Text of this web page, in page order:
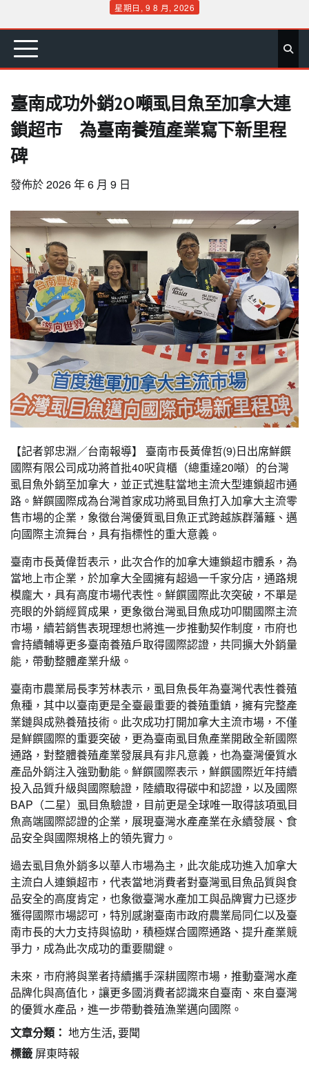
content
星期日, 9 8 月, 2026
首 要 娛 生 社 文 公 運 旅 政 地 專
臺南成功外銷20噸虱目魚至加拿大連
鎖超市 為臺南養殖產業寫下新里程
碑
發佈於2026 年 6 月 9 日
【記者郭忠淵／台南報導】 臺南市長黃偉哲(9)日出席鮮饌
國際有限公司成功將首批40呎貨櫃（總重達20噸）的台灣
虱目魚外銷至加拿大，並正式進駐當地主流大型連鎖超市通
路。鮮饌國際成為台灣首家成功將虱目魚打入加拿大主流零
售市場的企業，象徵台灣優質虱目魚正式跨越族群藩籬、邁
向國際主流舞台，具有指標性的重大意義。
臺南市長黃偉哲表示，此次合作的加拿大連鎖超市體系，為
當地上市企業，於加拿大全國擁有超過一千家分店，通路規
模龐大，具有高度市場代表性。鮮饌國際此次突破，不單是
亮眼的外銷經貿成果，更象徵台灣虱目魚成功叩關國際主流
市場，續若銷售表現理想也將進一步推動契作制度，市府也
會持續輔導更多臺南養殖戶取得國際認證，共同擴大外銷量
能，帶動整體產業升級。
臺南市農業局長李芳林表示，虱目魚長年為臺灣代表性養殖
魚種，其中以臺南更是全臺最重要的養殖重鎮，擁有完整產
業鏈與成熟養殖技術。此次成功打開加拿大主流市場，不僅
是鮮饌國際的重要突破，更為臺南虱目魚產業開啟全新國際
通路，對整體養殖產業發展具有非凡意義，也為臺灣優質水
產品外銷注入強勁動能。鮮饌國際表示，鮮饌國際近年持續
投入品質升級與國際驗證，陸續取得碳中和認證，以及國際
BAP（二星）虱目魚驗證，目前更是全球唯一取得該項虱目
魚高端國際認證的企業，展現臺灣水產產業在永續發展、食
品安全與國際規格上的領先實力。
過去虱目魚外銷多以華人市場為主，此次能成功進入加拿大
主流白人連鎖超市，代表當地消費者對臺灣虱目魚品質與食
品安全的高度肯定，也象徵臺灣水產加工與品牌實力已逐步
獲得國際市場認可，特別感謝臺南市政府農業局同仁以及臺
南市長的大力支持與協助，積極媒合國際通路、提升產業競
爭力，成為此次成功的重要關鍵。
未來，市府將與業者持續攜手深耕國際市場，推動臺灣水產
品牌化與高值化，讓更多國消費者認識來自臺南、來自臺灣
的優質水產品，進一步帶動養殖漁業邁向國際。
文章分類： 地方生活,要聞
標籤 屏東時報